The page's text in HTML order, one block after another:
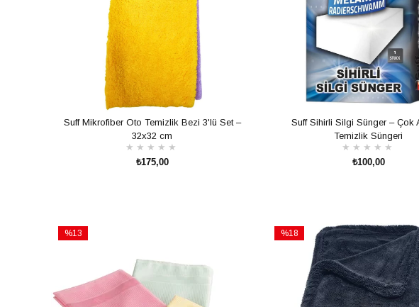
Suff Mikrofiber Oto Temizlik Bezi 3'lü Set –
32x32 cm
★ ★ ★ ★ ★
₺175,00
Suff Sihirli Silgi Sünger – Çok
Temizlik Süngeri
★ ★ ★ ★ ★
₺100,00
%13
%18
%18İndirim